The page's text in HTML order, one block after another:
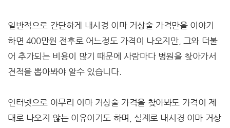
일반적으로 간단하게 내시경 이마 거상술 가격만을 이야기
하면 400만원 전후로 어느정도 가격이 나오지만, 그와 더불
어 추가되는 비용이 많기 때문에 사람마다 병원을 찾아가서
견적을 뽑아봐야 알수 있습니다.
인터넷으로 아무리 이마 거상술 가격을 찾아봐도 가격이 제
대로 나오지 않는 이유이기도 하며, 실제로 내시경 이마 거상